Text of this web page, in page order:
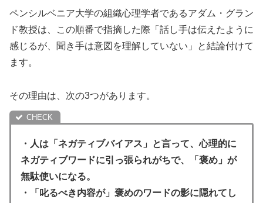
ペンシルベニア大学の組織心理学者であるアダム・グラン
ド教授は、この順番で指摘した際「話し手は伝えたように
感じるが、聞き手は意図を理解していない」と結論付けて
ます。
その理由は、次の3つがあります。
・人は「ネガティブバイアス」と言って、心理的に
ネガティブワードに引っ張られがちで、「褒め」が
無駄使いになる。
・「叱るべき内容が」褒めのワードの影に隠れてし